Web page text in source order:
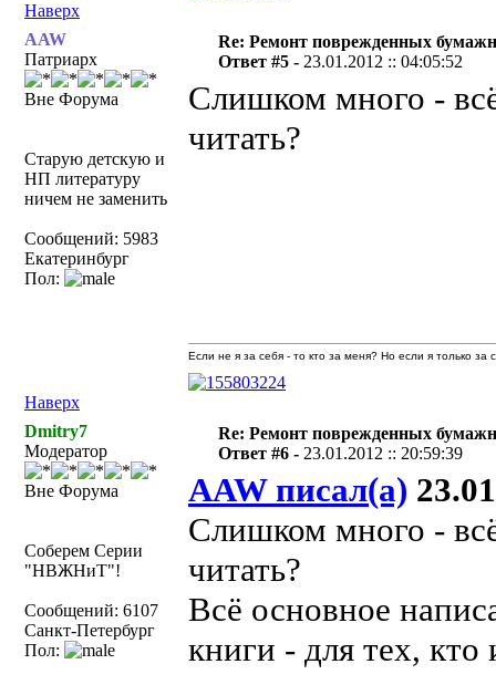
Наверх
AAW
Патриарх
Вне Форума
Старую детскую и
НП литературу
ничем не заменить
Сообщений: 5983
Екатеринбург
Пол:
Re: Ремонт поврежденных
Ответ #5 - 23.01.2012 :: 04:05:52
Слишком много -
читать?
Наверх
Если не я за себя - то кто за меня? Но если я только
Dmitry7
Модератор
Вне Форума
Соберем Серии
"НВЖНиТ"!
Сообщений: 6107
Санкт-Петербург
Пол:
Re: Ремонт поврежденных
Ответ #6 - 23.01.2012 :: 20:59:39
AAW писал(а)
Слишком много -
читать?
Всё основное
книги - для тех, кто